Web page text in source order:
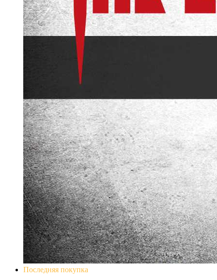
Последняя покупка